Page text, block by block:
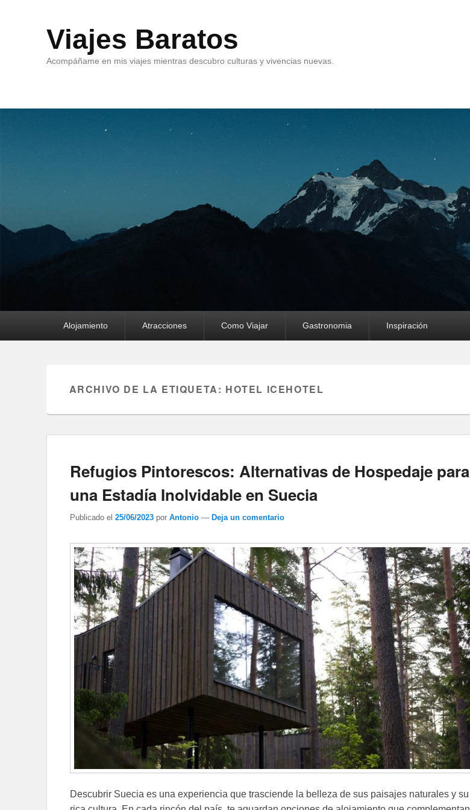
Viajes Baratos
Acompáñame en mis viajes mientras descubro culturas y vivencias nuevas.
Alojamiento Atracciones Como Viajar Gastronomia Inspiración
ARCHIVO DE LA ETIQUETA: HOTEL ICEHOTEL
Refugios Pintorescos: Alternativas de Hospedaje para
una Estadía Inolvidable en Suecia
Publicado el 25/06/2023 por Antonio — Deja un comentario
Descubrir Suecia es una experiencia que trasciende la belleza de sus paisajes naturales y su